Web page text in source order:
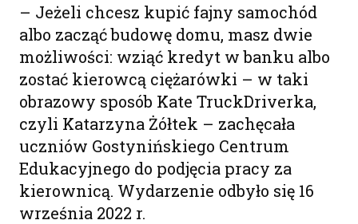
– Jeżeli chcesz kupić fajny samochód
albo zacząć budowę domu, masz dwie
możliwości: wziąć kredyt w banku albo
zostać kierowcą ciężarówki – w taki
obrazowy sposób Kate TruckDriverka,
czyli Katarzyna Żółtek – zachęcała
uczniów Gostynińskiego Centrum
Edukacyjnego do podjęcia pracy za
kierownicą. Wydarzenie odbyło się 16
września 2022 r.